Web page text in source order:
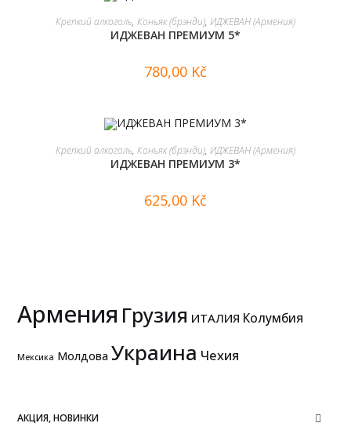
В КОРЗИНУ
Крепкий алкоголь, Коньяк (брэнди), ИДЖЕВАН (Армения)
ИДЖЕВАН ПРЕМИУМ 5*
780,00 Kč
В КОРЗИНУ
Крепкий алкоголь, Коньяк (брэнди), ИДЖЕВАН (Армения)
ИДЖЕВАН ПРЕМИУМ 3*
625,00 Kč
Армения Грузия ИТАЛИЯ Колумбия
Мексика Молдова Украина Чехия
АКЦИЯ, НОВИНКИ